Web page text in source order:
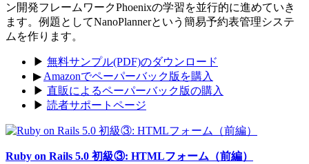
ン開発フレームワークPhoenixの学習を並行的に進めていき
ます。例題としてNanoPlannerという簡易予約表管理システ
ムを作ります。
▶ 無料サンプル(PDF)のダウンロード
▶ Amazonでペーパーバック版を購入
▶ 直販によるペーパーバック版の購入
▶ 読者サポートページ
Ruby on Rails 5.0 初級③: HTMLフォーム（前編）